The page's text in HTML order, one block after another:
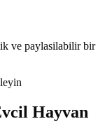
ve paylasilabilir bir
Hayvan